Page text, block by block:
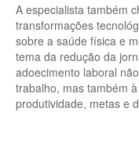
A especialista também
transformações
sobre a saúde física e
tema da redução da
adoecimento laboral
trabalho, mas também
produtividade, metas e